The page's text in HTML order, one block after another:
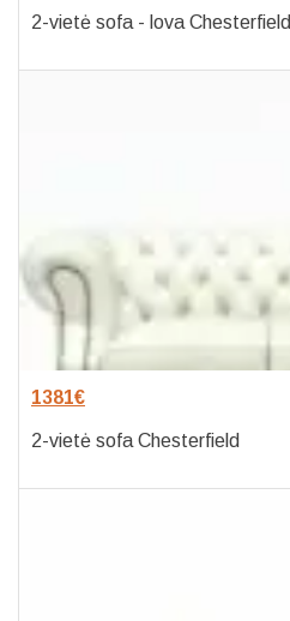
2-vietė sofa - lova Chesterfield
1381€
2-vietė sofa Chesterfield